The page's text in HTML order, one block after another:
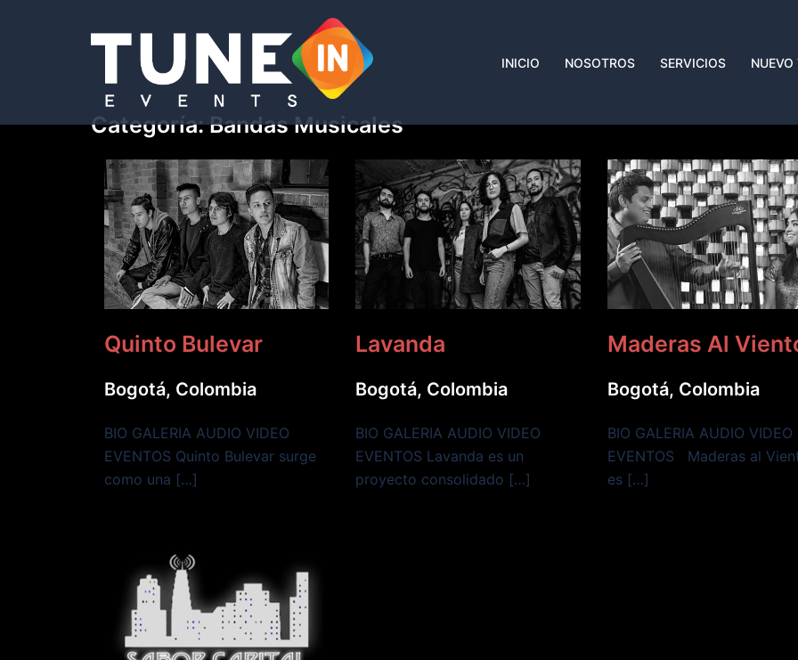
INICIO NOSOTROS SERVICIOS NUEVO
Categoría:Bandas Musicales
Quinto Bulevar
Bogotá, Colombia
BIO GALERIA AUDIO VIDEO
EVENTOS Quinto Bulevar surge
como una […]
Lavanda
Bogotá, Colombia
BIO GALERIA AUDIO VIDEO
EVENTOS Lavanda es un
proyecto consolidado […]
Maderas Al
Bogotá, Colombia
BIO GALERIA AUDIO VIDEO
EVENTOS Maderas al
es […]